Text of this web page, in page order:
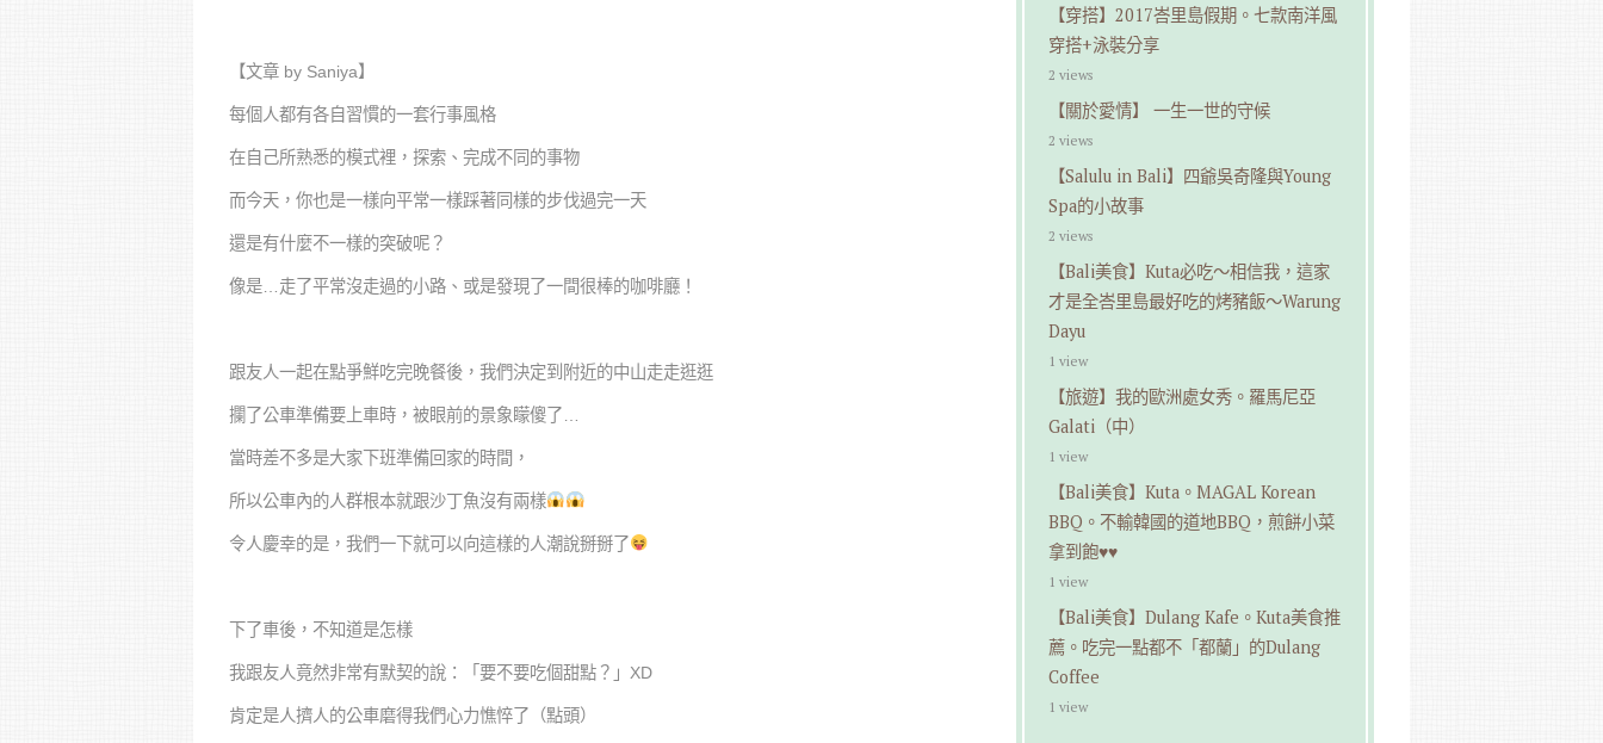
【文章 by Saniya】
每個人都有各自習慣的一套行事風格
在自己所熟悉的模式裡，探索、完成不同的事物
而今天，你也是一樣向平常一樣踩著同樣的步伐過完一天
還是有什麼不一樣的突破呢？
像是…走了平常沒走過的小路、或是發現了一間很棒的咖啡廳！
跟友人一起在點爭鮮吃完晚餐後，我們決定到附近的中山走走逛逛
攔了公車準備要上車時，被眼前的景象矇傻了…
當時差不多是大家下班準備回家的時間，
所以公車內的人群根本就跟沙丁魚沒有兩樣
令人慶幸的是，我們一下就可以向這樣的人潮說掰掰了
下了車後，不知道是怎樣
我跟友人竟然非常有默契的說：「要不要吃個甜點？」XD
肯定是人擠人的公車磨得我們心力憔悴了（點頭）
【穿搭】2017峇里島假期。七款南洋風
穿搭+泳裝分享
2 views
【關於愛情】 一生一世的守候
2 views
【Salulu in Bali】四爺吳奇隆與Young
Spa的小故事
2 views
【Bali美食】Kuta必吃～相信我，這家
才是全峇里島最好吃的烤豬飯～Warung
Dayu
1 view
【旅遊】我的歐洲處女秀。羅馬尼亞
Galati（中）
1 view
【Bali美食】Kuta。MAGAL Korean
BBQ。不輸韓國的道地BBQ，煎餅小菜
拿到飽♥♥
1 view
【Bali美食】Dulang Kafe。Kuta美食推
薦。吃完一點都不「都蘭」的Dulang
Coffee
1 view